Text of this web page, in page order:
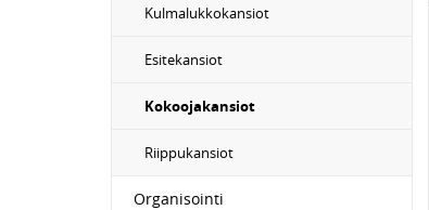
Kulmalukkokansiot
Esitekansiot
Kokoojakansiot
Riippukansiot
Organisointi